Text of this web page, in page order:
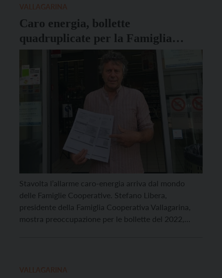
Caro energia, bollette
quadruplicate per la Famiglia
Cooperativa Vallagarina
Stavolta l’allarme caro-energia arriva dal mondo
delle Famiglie Cooperative. Stefano Libera,
presidente della Famiglia Cooperativa Vallagarina,
mostra preoccupazione per le bollette del 2022,